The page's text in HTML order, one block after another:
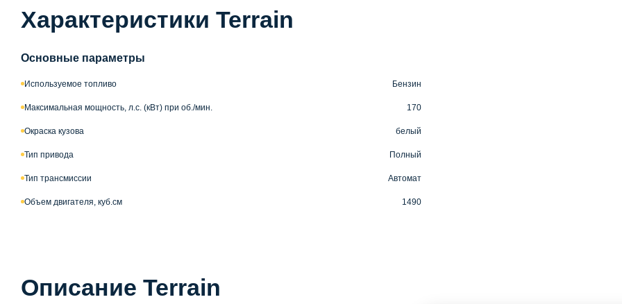
Характеристики Terrain
Основные параметры
Используемое топливо Бензин
Максимальная мощность, л.с. (кВт) при об./мин. 170
Окраска кузова белый
Тип привода Полный
Тип трансмиссии Автомат
Объем двигателя, куб.см 1490
Описание Terrain